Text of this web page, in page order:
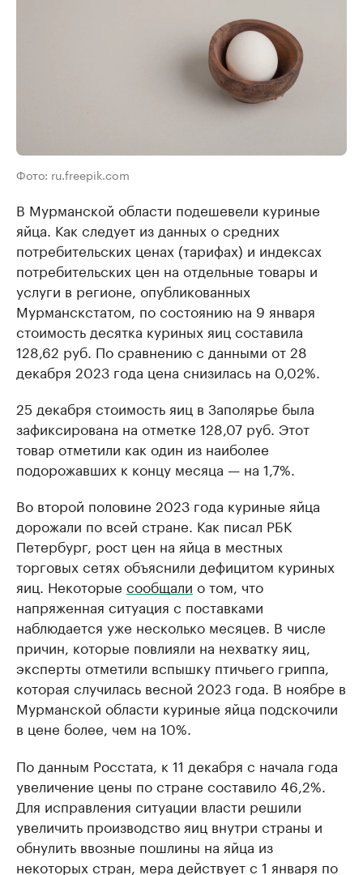
Фото: ru.freepik.com
В Мурманской области подешевели куриные
яйца. Как следует из данных о средних
потребительских ценах (тарифах) и индексах
потребительских цен на отдельные товары и
услуги в регионе, опубликованных
Мурманскстатом, по состоянию на 9 января
стоимость десятка куриных яиц составила
128,62 руб. По сравнению с данными от 28
декабря 2023 года цена снизилась на 0,02%.
25 декабря стоимость яиц в Заполярье была
зафиксирована на отметке 128,07 руб. Этот
товар отметили как один из наиболее
подорожавших к концу месяца — на 1,7%.
Во второй половине 2023 года куриные яйца
дорожали по всей стране. Как писал РБК
Петербург, рост цен на яйца в местных
торговых сетях объяснили дефицитом куриных
яиц. Некоторые сообщали о том, что
напряженная ситуация с поставками
наблюдается уже несколько месяцев. В числе
причин, которые повлияли на нехватку яиц,
эксперты отметили вспышку птичьего гриппа,
которая случилась весной 2023 года. В ноябре в
Мурманской области куриные яйца подскочили
в цене более, чем на 10%.
По данным Росстата, к 11 декабря с начала года
увеличение цены по стране составило 46,2%.
Для исправления ситуации власти решили
увеличить производство яиц внутри страны и
обнулить ввозные пошлины на яйца из
некоторых стран, мера действует с 1 января по